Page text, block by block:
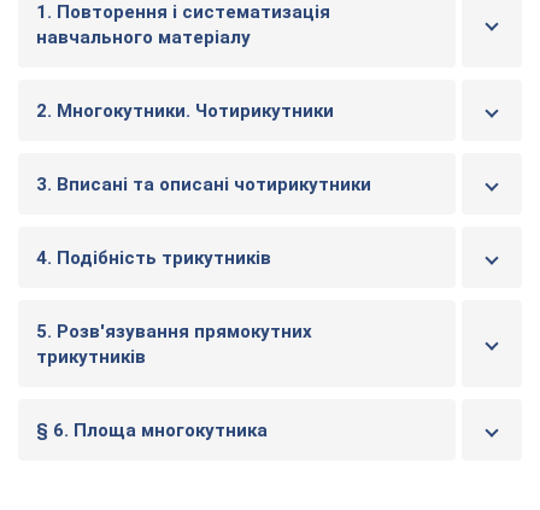
1. Повторення і систематизація
навчального матеріалу
2. Многокутники. Чотирикутники
3. Вписані та описані чотирикутники
4. Подібність трикутників
5. Розв'язування прямокутних
трикутників
§ 6. Площа многокутника